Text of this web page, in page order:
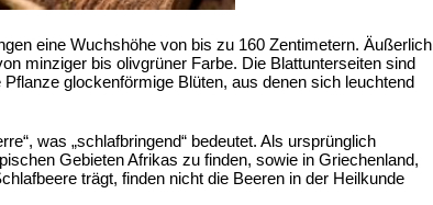
eine Wuchshöhe von bis zu 160 Zentimetern. Äußerlich
minziger bis olivgrüner Farbe. Die Blattunterseiten sind
glockenförmige Blüten, aus denen sich leuchtend
was „schlafbringend“ bedeutet. Als ursprünglich
Gebieten Afrikas zu finden, sowie in Griechenland,
trägt, finden nicht die Beeren in der Heilkunde